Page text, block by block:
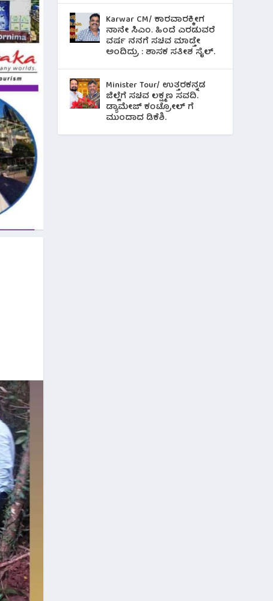
Karwar CM/ ಕಾರವಾರಕ್ಕೀಗ
ನಾನೇ ಸಿಎಂ. ಹಿಂದೆ ಎರಡುವರೆ
ವರ್ಷ ನನಗೆ ಸಚಿವ ಮಾಡ್ತೇ
ಅಂದಿದ್ರು : ಶಾಸಕ ಸತೀಶ ಸೈಲ್.
Minister Tour/ ಉತ್ತರಕನ್ನಡ
ಜಿಲ್ಲೆಗೆ ಸಚಿವ ಲಕ್ಷ್ಮಣ ಸವದಿ.
ಡ್ಯಾಮೇಜ್ ಕಂಟ್ರೋಲ್ ಗೆ
ಮುಂದಾದ ಡಿಕೆಶಿ.